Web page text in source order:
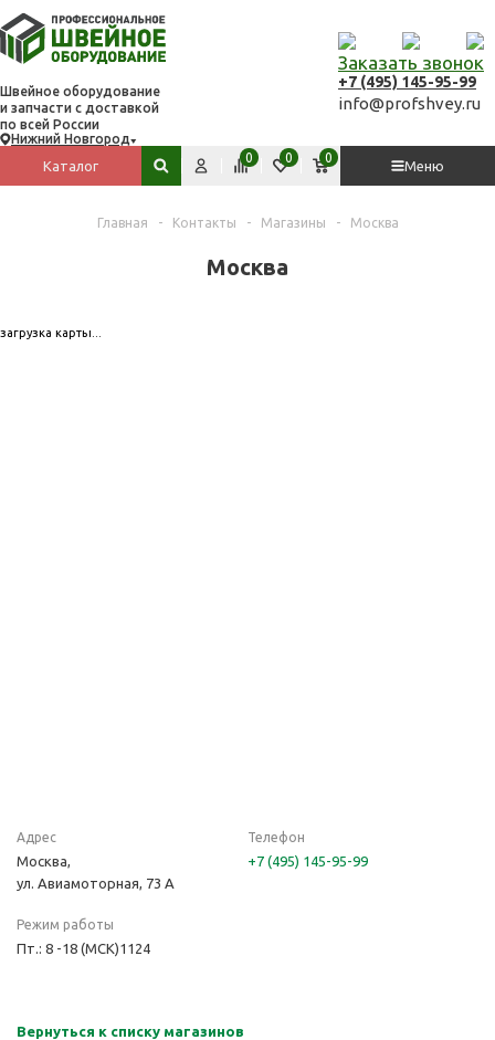
Швейное оборудование
и запчасти с доставкой
по всей России
Нижний Новгород
Заказать звонок
+7 (495) 145-95-99
info@profshvey.ru
Каталог
Меню
Поиск по сайту
Сравнить
0 Избранное
0 Корзина
0
Главная - Контакты - Магазины - Москва
Москва
загрузка карты...
Адрес
Москва,
ул. Авиамоторная, 73 А
Телефон
+7 (495) 145-95-99
Режим работы
Пт.: 8 -18 (МСК)1124
Вернуться к списку магазинов